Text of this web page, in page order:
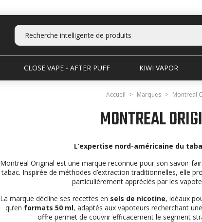
CLOSE VAPE - AFTER PUFF KIWI VAPOR
Accueil Marques Montreal
MONTREAL
L’expertise nord-américaine du
Montreal Original est une marque reconnue pour son savoir-
tabac. Inspirée de méthodes d’extraction traditionnelles, elle
particulièrement appréciés par les
La marque décline ses recettes en sels de nicotine, idéaux
qu’en formats 50 ml, adaptés aux vapoteurs recherchant
offre permet de couvrir efficacement le segment